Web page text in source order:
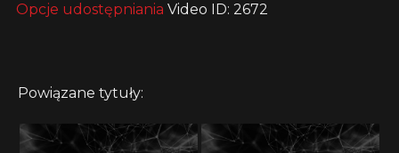
Opcje udostępniania Video ID: 2672
Powiązane tytuły: